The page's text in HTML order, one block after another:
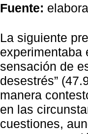
Fuente:
La siguiente
experimentaba
sensación de
desestrés”
manera
en las
cuestiones,